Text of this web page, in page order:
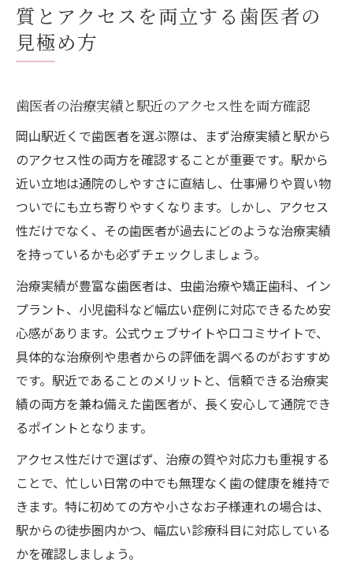
質とアクセスを両立する歯医者の
見極め方
歯医者の治療実績と駅近のアクセス性を両方確認
岡山駅近くで歯医者を選ぶ際は、まず治療実績と駅から
のアクセス性の両方を確認することが重要です。駅から
近い立地は通院のしやすさに直結し、仕事帰りや買い物
ついでにも立ち寄りやすくなります。しかし、アクセス
性だけでなく、その歯医者が過去にどのような治療実績
を持っているかも必ずチェックしましょう。
治療実績が豊富な歯医者は、虫歯治療や矯正歯科、イン
プラント、小児歯科など幅広い症例に対応できるため安
心感があります。公式ウェブサイトや口コミサイトで、
具体的な治療例や患者からの評価を調べるのがおすすめ
です。駅近であることのメリットと、信頼できる治療実
績の両方を兼ね備えた歯医者が、長く安心して通院でき
るポイントとなります。
アクセス性だけで選ばず、治療の質や対応力も重視する
ことで、忙しい日常の中でも無理なく歯の健康を維持で
きます。特に初めての方や小さなお子様連れの場合は、
駅からの徒歩圏内かつ、幅広い診療科目に対応している
かを確認しましょう。